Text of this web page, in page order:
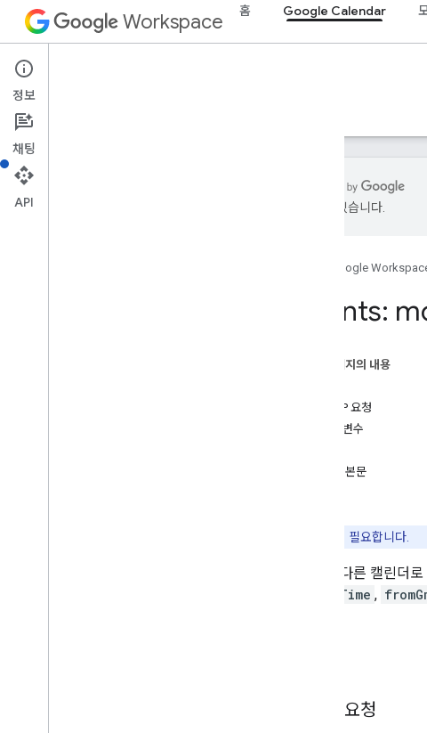
Workspace 홈 Google Calendar
Google Calendar
개요
있을 수 있습니다.
Google
Events:
이 페이지의 내용
HTTP 요청
매개변수
요청 본문
이 필요합니다.
일정을 다른 캘린더
focusTime ,
HTTP 요청
정보
채팅
API